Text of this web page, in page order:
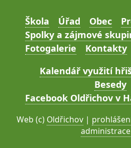
Škola Úřad Obec
Spolky a zájmové
Fotogalerie
Kontakty
Kalendář využití
Besedy
Facebook Oldřichov v
Web (c) Oldřichov |
administrace